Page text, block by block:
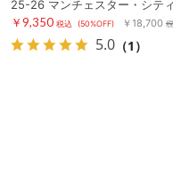
25-26 マンチェスター・シテ
￥9,350 税込 (50%OFF) ￥18,700
5.0 （1）